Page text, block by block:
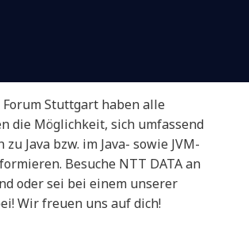
Forum Stuttgart haben alle
die Möglichkeit, sich umfassend
Java bzw. im Java- sowie JVM-
Besuche NTT DATA an
oder sei bei einem unserer
Wir freuen uns auf dich!